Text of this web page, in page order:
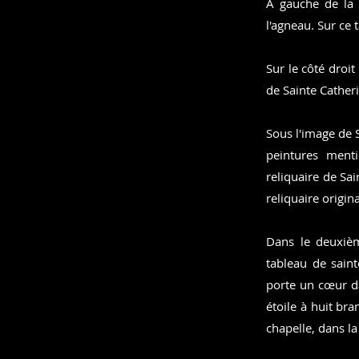
À gauche de la
l'agneau. Sur ce
Sur le côté
de Sainte
Sous l'image de
peintures
reliquaire de
reliquaire
Dans le
tableau de
porte un cœur
étoile à huit
chapelle, dans